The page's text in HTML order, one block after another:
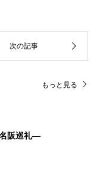
もっと見る
阪巡礼―